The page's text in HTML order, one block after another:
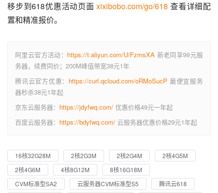
移步到618优惠活动页面 xixibobo.com/go/618 查看详细配
置和精准报价。
阿里云官方活动： https://t.aliyun.com/U/FzmsXA 新老同享99元服
务器，续费同价；200M峰值带宽38元1年
腾讯云官方优惠： https://curl.qcloud.com/oRMoSucP 最便宜服务
器秒杀38元1年起
京东云服务器： https://jdyfwq.com/ 优惠价格49元一年起
百度云服务器： https://bdyfwq.com/ 云服务器优惠价格29元1年起
16核32G28M 2核2G3M 2核2G4M
2核4G5M
2核4G6M
4核8G12M
8核16G18M
CVM标准型SA2
云服务器CVM标准型S5
腾讯云618